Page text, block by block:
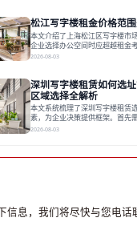
背景与持续服务能力。完成线上
下实地验证，核对空间实景、测
围并确认合同条款，从而做出精
代，写字楼出租网已成为企业寻
松江写字楼租金价格范围
本文介绍了上海松江区写字楼市
企业选择办公空间时应超越租金
与综合服务。文章分析了市场概
建服务生态助力企业成长，建议
长期价值，选择匹配的发展载体
海松江区设立或扩展办公空间的
域的写字楼市场概况是决策的首
2026-08-03
深圳写字楼租赁如何选
区域选择全解析
本文系统梳理了深圳写字楼租赁
素，为企业决策提供框架。首先
段、团队规模和文化特质等核心
业园注重生态与社群，适合文创
2026-08-03
信息，我们将尽快与您电话